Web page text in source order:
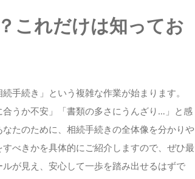
これだけは知ってお
手続き」という複雑な作業が始まります。
合うか不安」「書類の多さにうんざり…」と感
たのために、相続手続きの全体像を分かりや
べきかを具体的にご紹介しますので、ぜひ最
が見え、安心して一歩を踏み出せるはずで